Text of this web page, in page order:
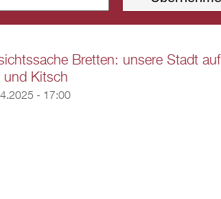
Bretten: unsere Stadt auf
und Kitsch
- 17:00